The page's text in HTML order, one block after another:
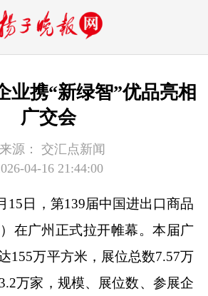
业携“新绿智”优品亮相
广交会
来源：
交汇点新闻
04-16 21:44:00
日，第139届中国进出口商品
在广州正式拉开帷幕。本届广
155万平方米，展位总数7.57万
万家，规模、展位数、参展企